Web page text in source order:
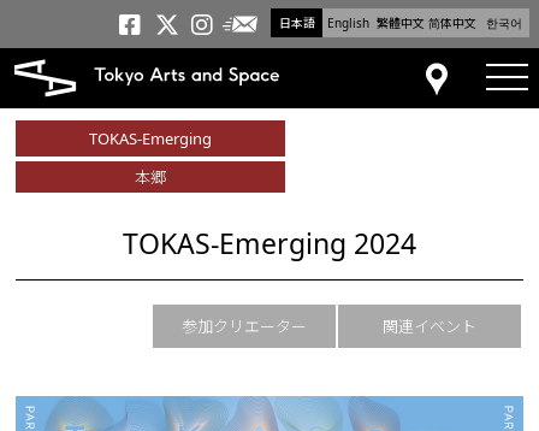
日本語 English 繁體中文 简体中文 한국어
トーキョーアーツアンド
トーキョーアーツアンド
トーキョーアーツア
メールニュース
アクセス
TOKAS-Emerging
本郷
TOKAS-Emerging 2024
関連イベント
参加クリエーター